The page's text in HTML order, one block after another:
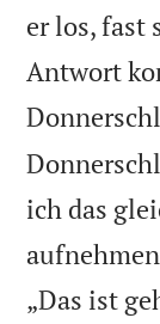
er los, fast
Antwort
ich das
„Das ist